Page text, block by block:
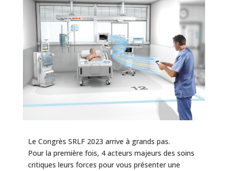
Le Congrès SRLF 2023 arrive à grands pas.
Pour la première fois, 4 acteurs majeurs des soins
critiques leurs forces pour vous présenter une